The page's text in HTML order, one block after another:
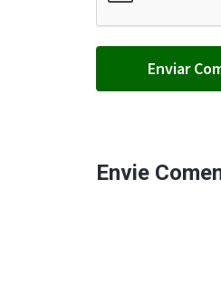
Envie